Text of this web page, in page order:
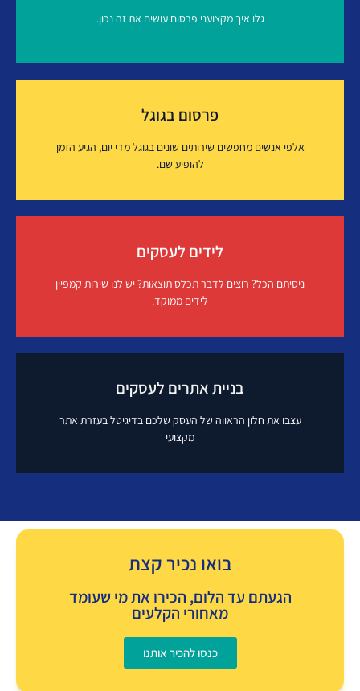
גלו איך מקצועני פרסום עושים את זה נכון.
פרסום בגוגל
אלפי אנשים מחפשים שירותים שונים בגוגל מדי יום, הגיע הזמן
להופיע שם.
איך זה עובד?
לידים לעסקים
ניסיתם הכל? רוצים לדבר תכלס תוצאות? יש לנו שירות קמפיין
לידים ממוקד.
איך זה עובד?
בניית אתרים לעסקים
עצבו את חלון הראווה של העסק שלכם בדיגיטל בעזרת אתר
מקצועי
בואו נכיר קצת
הגעתם עד הלום, הכירו את מי שעומד
מאחורי הקלעים
כנסו להכיר אותנו